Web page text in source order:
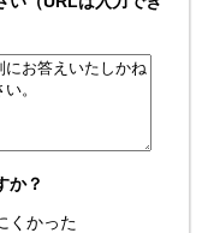
か？
くかった